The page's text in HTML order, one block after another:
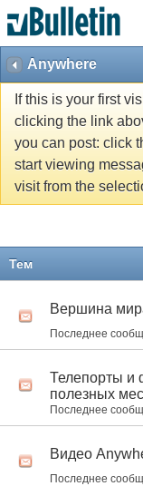
Anywhere
If this is your first
clicking the link
you can post: click
start viewing
visit from the
Тем
Вершина
Последнее
Телепорты и
полезных
Последнее
Видео
Последнее